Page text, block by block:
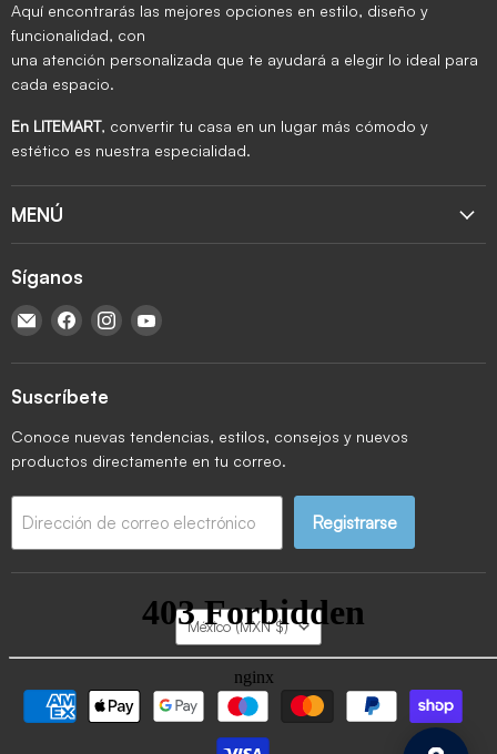
Aquí encontrarás las mejores opciones en estilo, diseño y
funcionalidad, con
una atención personalizada que te ayudará a elegir lo ideal para
cada espacio.
En LITEMART, convertir tu casa en un lugar más cómodo y
estético es nuestra especialidad.
MENÚ
Síganos
Encuéntrenos en Correo electrónico
Encuéntrenos en Facebook
Encuéntrenos en Instagram
Suscríbete
Conoce nuevas tendencias, estilos, consejos y nuevos
productos directamente en tu correo.
Dirección de correo electrónico Registrarse
País
México (MXN $)